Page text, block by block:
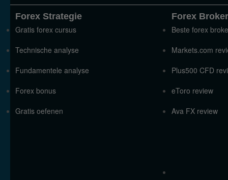
Forex Strategie
Gratis forex cursus
Technische analyse
Fundamentele analyse
Forex bonus
Gratis oefenen
Forex
Beste forex
Markets.com
Plus500 CFD
eToro review
Ava FX review